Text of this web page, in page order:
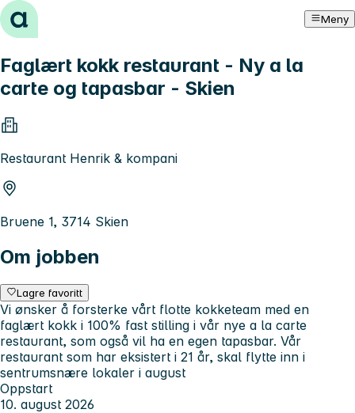
Hopp til innhold Meny
Faglært kokk restaurant - Ny a la
carte og tapasbar - Skien
Restaurant Henrik & kompani
Bruene 1, 3714 Skien
Om jobben
Lagre favoritt
Vi ønsker å forsterke vårt flotte kokketeam med en
faglært kokk i 100% fast stilling i vår nye a la carte
restaurant, som også vil ha en egen tapasbar. Vår
restaurant som har eksistert i 21 år, skal flytte inn i
sentrumsnære lokaler i august
Oppstart
10. august 2026